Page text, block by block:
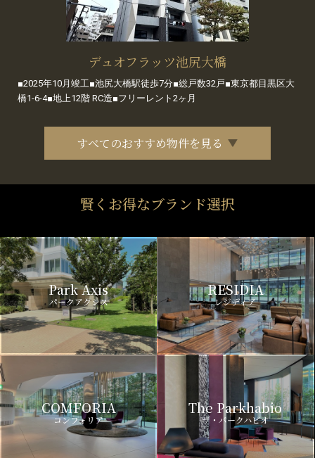
デュオフラッツ池尻大橋
■2025年10月竣工■池尻大橋駅徒歩7分■総戸数32戸■東京都目黒区大
橋1-6-4■地上12階 RC造■フリーレント2ヶ月
すべてのおすすめ物件を見る
賢くお得なブランド選択
Park Axis
パークアクシス
RESIDIA
レジディア
COMFORIA
コンフォリア
The Parkhabio
ザ・パークハビオ